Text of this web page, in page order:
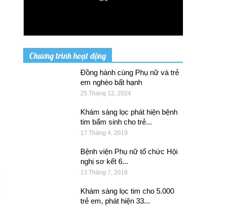
Chương trình hoạt động
Đồng hành cùng Phụ nữ và trẻ
em nghèo bất hạnh
25 Tháng 12, 2024
Khám sàng lọc phát hiện bệnh
tim bẩm sinh cho trẻ...
17 Tháng 4, 2019
Bệnh viện Phụ nữ tổ chức Hội
nghị sơ kết 6...
13 Tháng 7, 2018
Khám sàng lọc tim cho 5.000
trẻ em, phát hiện 33...